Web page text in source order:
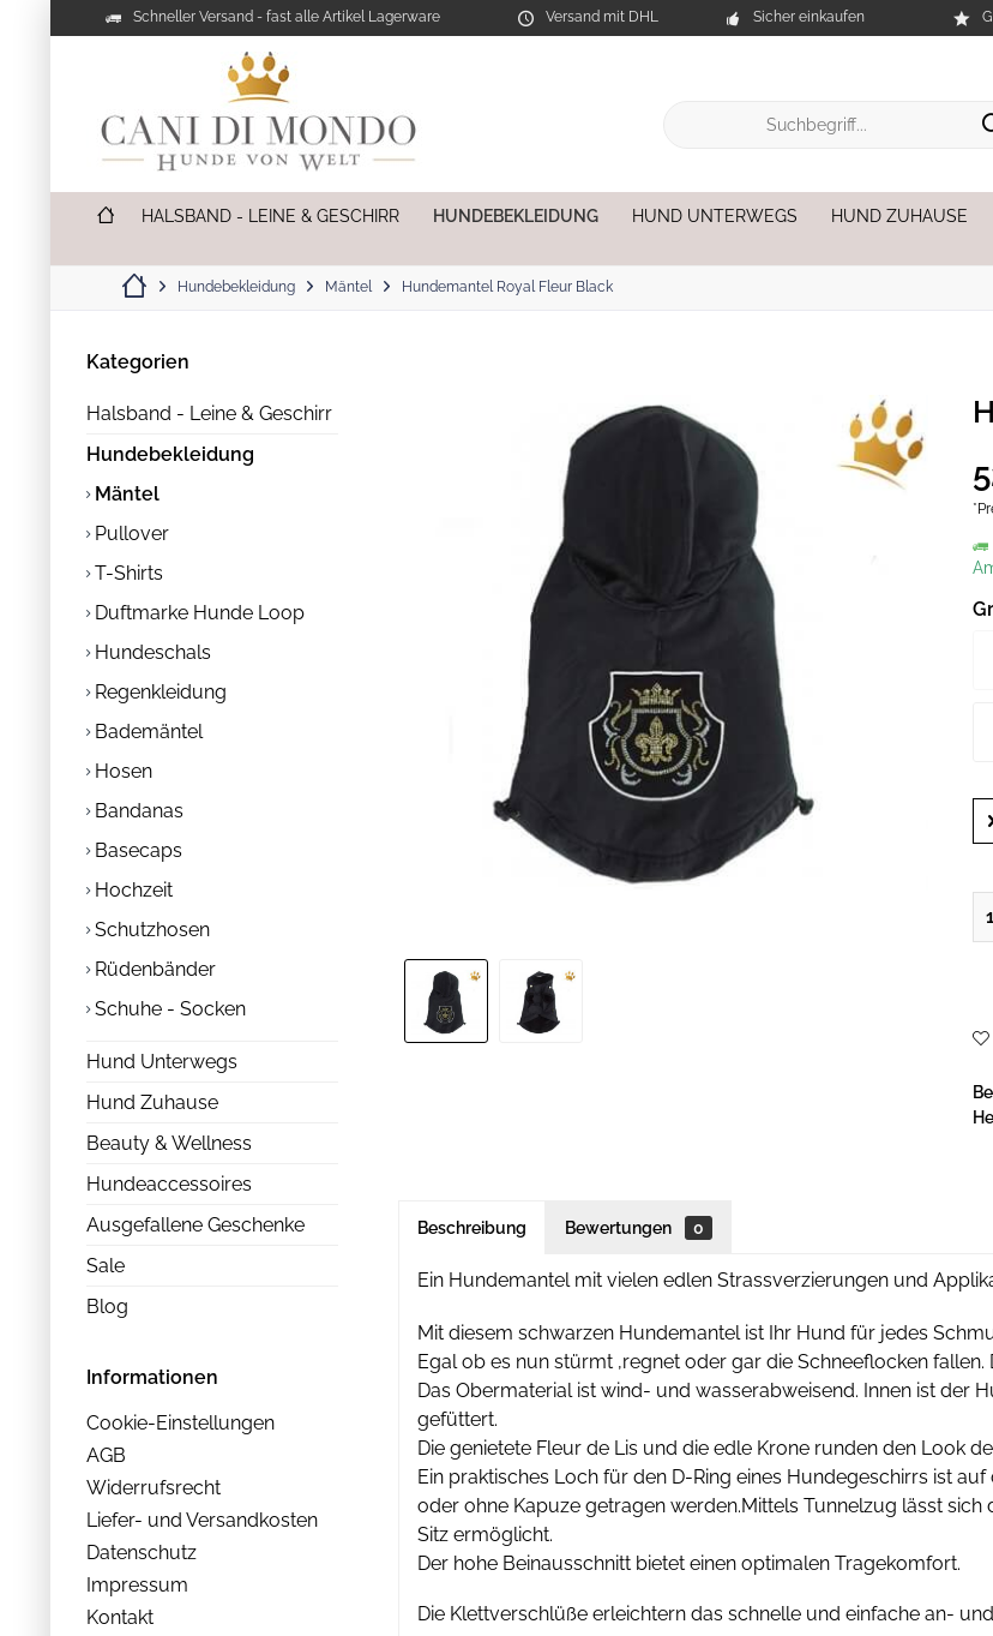
Schneller Versand - fast alle Artikel Lagerware Versand mit DHL Sicher einkaufen
HALSBAND - LEINE & GESCHIRR HUNDEBEKLEIDUNG HUND UNTERWEGS HUND ZUHAUSE
Hundebekleidung Mäntel Hundemantel Royal Fleur Black
Kategorien
Halsband - Leine & Geschirr
Hundebekleidung
Mäntel
Pullover
T-Shirts
Duftmarke Hunde Loop
Hundeschals
Regenkleidung
Bademäntel
Hosen
Bandanas
Basecaps
Hochzeit
Schutzhosen
Rüdenbänder
Schuhe - Socken
Hund Unterwegs
Hund Zuhause
Beauty & Wellness
Hundeaccessoires
Ausgefallene Geschenke
Sale
Blog
Informationen
Cookie-Einstellungen
AGB
Widerrufsrecht
Liefer- und Versandkosten
Datenschutz
Impressum
Kontakt
Beschreibung Bewertungen 0
Ein Hundemantel mit vielen edlen Strassverzierungen und
Mit diesem schwarzen Hundemantel ist Ihr Hund für jedes
Egal ob es nun stürmt ,regnet oder gar die Schneeflocken
Das Obermaterial ist wind- und wasserabweisend. Innen ist der
gefüttert.
Die genietete Fleur de Lis und die edle Krone runden den Look
Ein praktisches Loch für den D-Ring eines Hundegeschirrs ist
oder ohne Kapuze getragen werden.Mittels Tunnelzug lässt
Sitz ermöglicht.
Der hohe Beinausschnitt bietet einen optimalen Tragekomfort.
Die Klettverschlüße erleichtern das schnelle und einfache an-